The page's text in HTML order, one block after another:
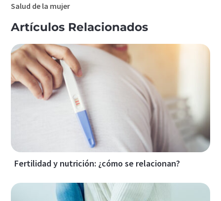
Salud de la mujer
Artículos Relacionados
Fertilidad y nutrición: ¿cómo se relacionan?